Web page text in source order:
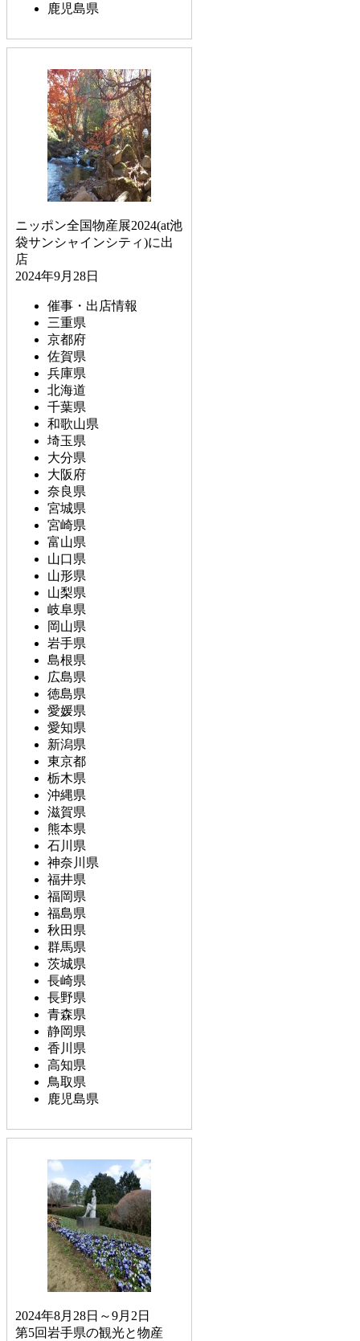
鹿児島県
ニッポン全国物産展2024(at池
袋サンシャインシティ)に出
店
2024年9月28日
催事・出店情報
三重県
京都府
佐賀県
兵庫県
北海道
千葉県
和歌山県
埼玉県
大分県
大阪府
奈良県
宮城県
宮崎県
富山県
山口県
山形県
山梨県
岐阜県
岡山県
岩手県
島根県
広島県
徳島県
愛媛県
愛知県
新潟県
東京都
栃木県
沖縄県
滋賀県
熊本県
石川県
神奈川県
福井県
福岡県
福島県
秋田県
群馬県
茨城県
長崎県
長野県
青森県
静岡県
香川県
高知県
鳥取県
鹿児島県
2024年8月28日～9月2日
第5回岩手県の観光と物産